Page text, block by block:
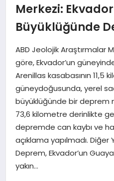
Merkezi:
Büyüklüğünde
ABD Jeolojik Araştırmalar
göre, Ekvador’un
Arenillas kasabasının 11,5
güneydoğusunda, yerel
büyüklüğünde bir deprem
73,6 kilometre derinlikte
depremde can kaybı ve
açıklama yapılmadı.
Deprem, Ekvador’un
yakın…